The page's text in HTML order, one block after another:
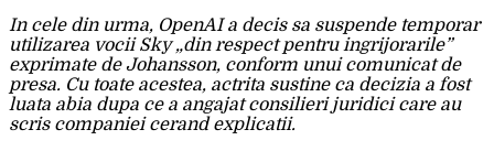
In cele din urma, OpenAI a decis sa suspende temporar
utilizarea vocii Sky „din respect pentru ingrijorarile”
exprimate de Johansson, conform unui comunicat de
presa. Cu toate acestea, actrita sustine ca decizia a fost
luata abia dupa ce a angajat consilieri juridici care au
scris companiei cerand explicatii.